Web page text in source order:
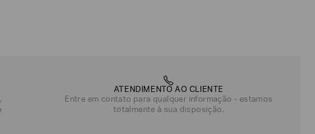
ATENDIMENTO AO CLIENTE
Entre em contato para qualquer informação - estamos
totalmente à sua disposição.